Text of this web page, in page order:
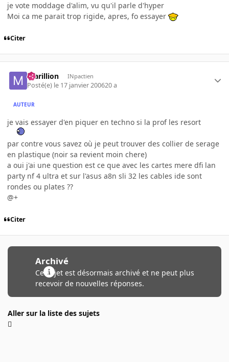
je vote moddage d'alim, vu qu'il parle d'hyper
Moi ca me parait trop rigide, apres, fo essayer
Citer
marillion INpactien
Posté(e) le 17 janvier 200620 a
AUTEUR
je vais essayer d'en piquer en techno si la prof les resort
par contre vous savez où je peut trouver des collier de serage
en plastique (noir sa revient moin chere)
a oui j'ai une question est ce que avec les cartes mere dfi lan
party nf 4 ultra et sur l'asus a8n sli 32 les cables ide sont
rondes ou plates ??
@+
Citer
Archivé
Ce sujet est désormais archivé et ne peut plus
recevoir de nouvelles réponses.
Aller sur la liste des sujets